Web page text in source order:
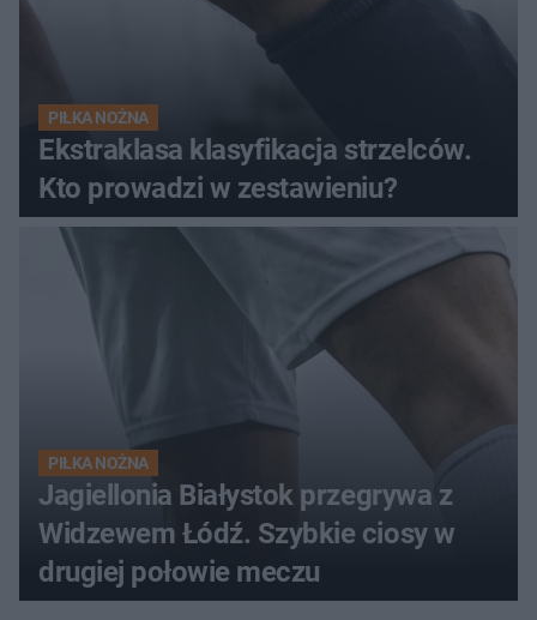
PIŁKA NOŻNA
Ekstraklasa klasyfikacja strzelców.
Kto prowadzi w zestawieniu?
PIŁKA NOŻNA
Jagiellonia Białystok przegrywa z
Widzewem Łódź. Szybkie ciosy w
drugiej połowie meczu